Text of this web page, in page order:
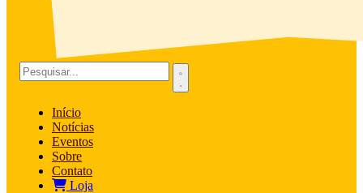
Início
Notícias
Eventos
Sobre
Contato
Loja